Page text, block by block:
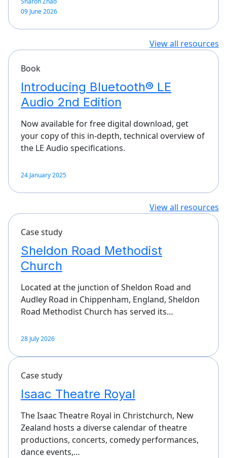
09 June 2026
View all resources
Book
Introducing Bluetooth® LE
Audio 2nd Edition
Now available for free digital download, get
your copy of this in-depth, technical overview of
the LE Audio specifications.
24 January 2025
View all resources
Case study
Sheldon Road Methodist
Church
Located at the junction of Sheldon Road and
Audley Road in Chippenham, England, Sheldon
Road Methodist Church has served its…
28 July 2026
Case study
Isaac Theatre Royal
The Isaac Theatre Royal in Christchurch, New
Zealand hosts a diverse calendar of theatre
productions, concerts, comedy performances,
dance events,…